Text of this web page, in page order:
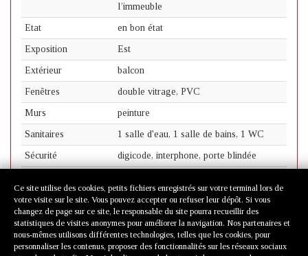
Ce site utilise des cookies, petits fichiers enregistrés sur votre terminal lors de
votre visite sur le site. Vous pouvez accepter ou refuser leur dépôt. Si vous
changez de page sur ce site, le responsable du site pourra recueillir des
statistiques de visites anonymes pour améliorer la navigation. Nos partenaires et
nous-mêmes utilisons différentes technologies, telles que les cookies, pour
personnaliser les contenus, proposer des fonctionnalités sur les réseaux sociaux
l’immeuble
Etat en bon état
Exposition Est
Extérieur balcon
Fenêtres double vitrage, PVC
Murs peinture
Sanitaires 1 salle d'eau, 1 salle de bains, 1 WC
Sécurité digicode, interphone, porte blindée
Véhicules parking